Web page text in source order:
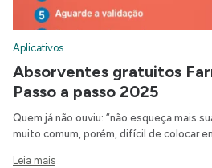
Aplicativos
Absorventes gratuitos
Passo a passo 2025
Quem já não ouviu: “não esqueça mais
muito comum, porém, difícil de colocar
Leia mais